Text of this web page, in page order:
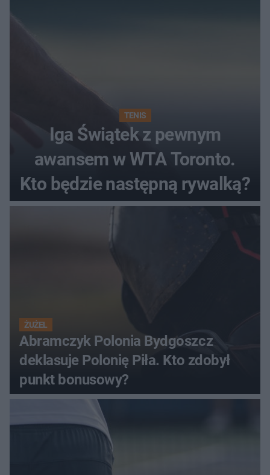
TENIS
Iga Świątek z pewnym
awansem w WTA Toronto.
Kto będzie następną rywalką?
ŻUŻEL
Abramczyk Polonia Bydgoszcz
deklasuje Polonię Piła. Kto zdobył
punkt bonusowy?